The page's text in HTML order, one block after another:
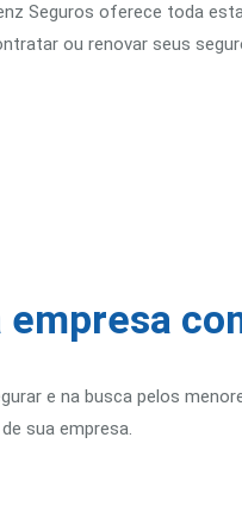
Seguros oferece toda
ou renovar seus
e na busca pelos
sua empresa.